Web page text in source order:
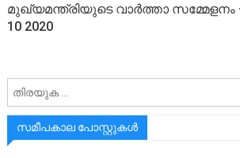
മുഖ്യമന്ത്രിയുടെ വാർത്താ സമ്മേളനം
10 2020
സമീപകാല പോസ്റ്റുകൾ